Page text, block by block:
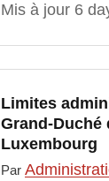
Mis à jour 6
Limites
Grand-Duché
Luxembourg
Par